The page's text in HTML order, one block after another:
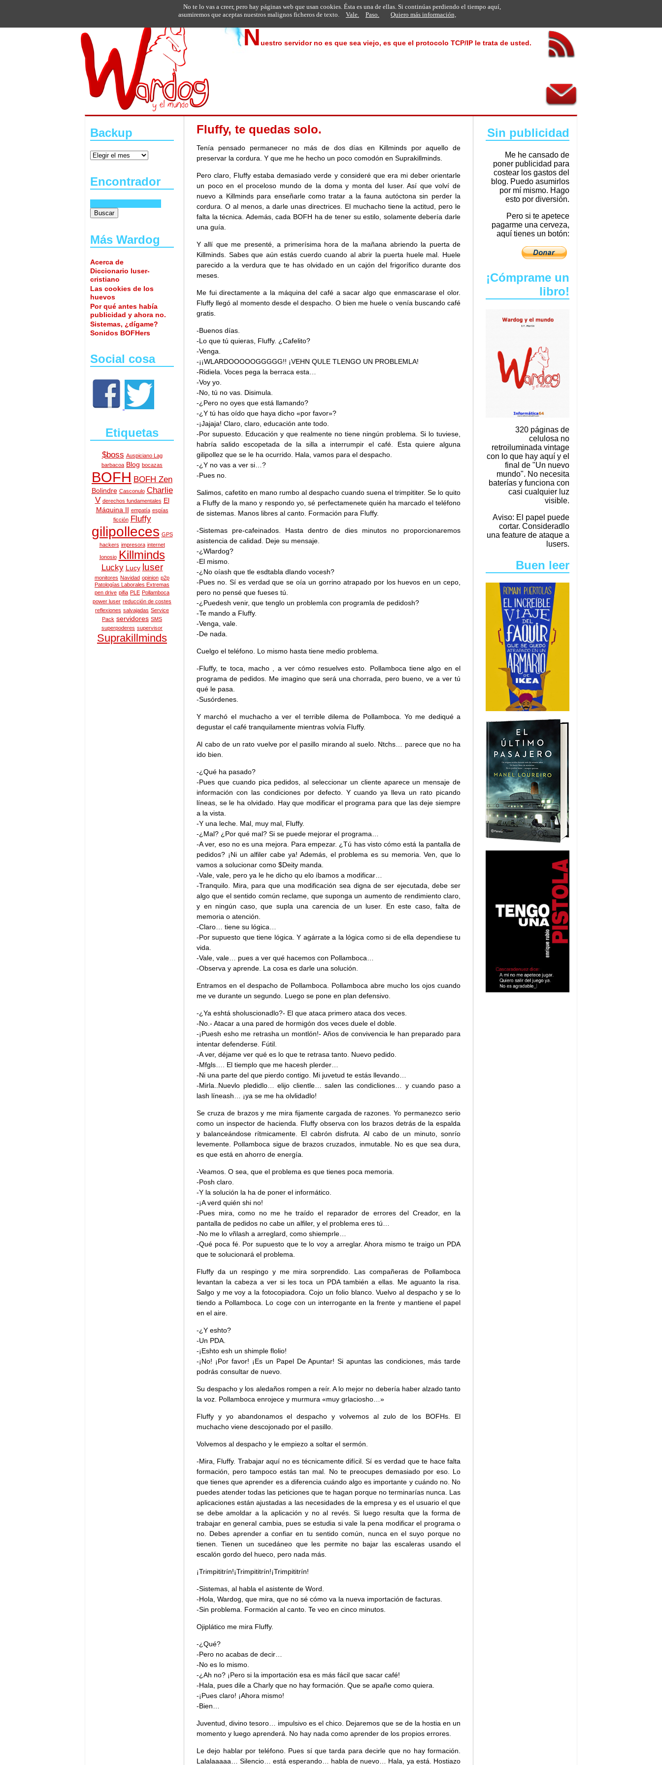
Nuestro servidor no es que sea viejo, es que el protocolo TCP/IP le trata de usted.
Backup
Encontrador
Más Wardog
Acerca de
Diccionario luser-
cristiano
Las cookies de los
huevos
Por qué antes había
publicidad y ahora no.
Sistemas, ¿dígame?
Sonidos BOFHers
Social cosa
Etiquetas
$boss Auspiciano Lag
barbacoa Blog bocazas
BOFH BOFH Zen
Bolindre Casconulo Charlie
V derechos fundamentales El
Máquina II empatía espías
ficción
Fluffy
gilipolleces GPS
hackers impresora internet
Ionosio Killminds
Lucky Lucy luser
monitores Navidad opinion p2p
Patologías Laborales Extremas
pen drive pifia PLE Pollamboca
power luser reducción de costes
reflexiones salvajadas Service
Pack servidores SMS
superpoderes supervisor
Suprakillminds
Sin publicidad
Me he cansado de
poner publicidad para
costear los gastos del
blog. Puedo asumirlos
por mí mismo. Hago
esto por diversión.
Pero si te apetece
pagarme una cerveza,
aquí tienes un botón:
¡Cómprame un
libro!
320 páginas de
celulosa no
retroiluminada vintage
con lo que hay aquí y el
final de "Un nuevo
mundo". No necesita
baterías y funciona con
casi cualquier luz
visible.
Aviso: El papel puede
cortar. Consideradlo
una feature de ataque a
lusers.
Buen leer
Fluffy, te quedas solo.
Tenía pensado permanecer no más de dos días en Killminds por aquello de
preservar la cordura. Y que me he hecho un poco comodón en Suprakillminds.
Pero claro, Fluffy estaba demasiado verde y consideré que era mi deber orientarle
un poco en el proceloso mundo de la doma y monta del luser. Así que volví de
nuevo a Killminds para enseñarle como tratar a la fauna autóctona sin perder la
cordura. O al menos, a darle unas directrices. El muchacho tiene la actitud, pero le
falta la técnica. Además, cada BOFH ha de tener su estilo, solamente debería darle
una guía.
Y allí que me presenté, a primerísima hora de la mañana abriendo la puerta de
Killminds. Sabes que aún estás cuerdo cuando al abrir la puerta huele mal. Huele
parecido a la verdura que te has olvidado en un cajón del frigorífico durante dos
meses.
Me fui directamente a la máquina del café a sacar algo que enmascarase el olor.
Fluffy llegó al momento desde el despacho. O bien me huele o venía buscando café
gratis.
-Buenos días.
-Lo que tú quieras, Fluffy. ¿Cafelito?
-Venga.
-¡¡WLARDOOOOOGGGGG!! ¡VEHN QULE TLENGO UN PROBLEMLA!
-Ridiela. Voces pega la berraca esta…
-Voy yo.
-No, tú no vas. Disimula.
-¿Pero no oyes que está llamando?
-¿Y tú has oído que haya dicho «por favor»?
-¡Jajaja! Claro, claro, educación ante todo.
-Por supuesto. Educación y que realmente no tiene ningún problema. Si lo tuviese,
habría salido escopetada de la silla a interrumpir el café. Esta quiere alguna
gilipollez que se le ha ocurrido. Hala, vamos para el despacho.
-¿Y no vas a ver si…?
-Pues no.
Salimos, cafetito en mano rumbo al despacho cuando suena el trimpititer. Se lo quito
a Fluffy de la mano y respondo yo, sé perfectamenete quién ha marcado el teléfono
de sistemas. Manos libres al canto. Formación para Fluffy.
-Sistemas pre-cafeinados. Hasta dentro de dies minutos no proporcionaremos
asistencia de calidad. Deje su mensaje.
-¿Wlardog?
-El mismo.
-¿No oíash que tle esdtabla dlando vocesh?
-Pues no. Sí es verdad que se oía un gorrino atrapado por los huevos en un cepo,
pero no pensé que fueses tú.
-¿Puedesh venir, que tenglo un problemla con programla de pedidosh?
-Te mando a Fluffy.
-Venga, vale.
-De nada.
Cuelgo el teléfono. Lo mismo hasta tiene medio problema.
-Fluffy, te toca, macho , a ver cómo resuelves esto. Pollamboca tiene algo en el
programa de pedidos. Me imagino que será una chorrada, pero bueno, ve a ver tú
qué le pasa.
-Susórdenes.
Y marchó el muchacho a ver el terrible dilema de Pollamboca. Yo me dediqué a
degustar el café tranquilamente mientras volvía Fluffy.
Al cabo de un rato vuelve por el pasillo mirando al suelo. Ntchs… parece que no ha
ido bien.
-¿Qué ha pasado?
-Pues que cuando pica pedidos, al seleccionar un cliente aparece un mensaje de
información con las condiciones por defecto. Y cuando ya lleva un rato picando
líneas, se le ha olvidado. Hay que modificar el programa para que las deje siempre
a la vista.
-Y una leche. Mal, muy mal, Fluffy.
-¿Mal? ¿Por qué mal? Si se puede mejorar el programa…
-A ver, eso no es una mejora. Para empezar. ¿Tú has visto cómo está la pantalla de
pedidos? ¡Ni un alfiler cabe ya! Además, el problema es su memoria. Ven, que lo
vamos a solucionar como $Deity manda.
-Vale, vale, pero ya le he dicho qu elo íbamos a modificar…
-Tranquilo. Mira, para que una modificación sea digna de ser ejecutada, debe ser
algo que el sentido común reclame, que suponga un aumento de rendimiento claro,
y en ningún caso, que supla una carencia de un luser. En este caso, falta de
memoria o atención.
-Claro… tiene su lógica…
-Por supuesto que tiene lógica. Y agárrate a la lógica como si de ella dependiese tu
vida.
-Vale, vale… pues a ver qué hacemos con Pollamboca…
-Observa y aprende. La cosa es darle una solución.
Entramos en el despacho de Pollamboca. Pollamboca abre mucho los ojos cuando
me ve durante un segundo. Luego se pone en plan defensivo.
-¿Ya eshtá sholuscionadlo?- El que ataca primero ataca dos veces.
-No.- Atacar a una pared de hormigón dos veces duele el doble.
-¡Puesh esho me retrasha un montlón!- Años de convivencia le han preparado para
intentar defenderse. Fútil.
-A ver, déjame ver qué es lo que te retrasa tanto. Nuevo pedido.
-Mfgls…. El tiemplo que me hacesh plerder…
-Ni una parte del que pierdo contigo. Mi juvetud te estás llevando…
-Mirla..Nuevlo pledidlo… elijo clientle… salen las condicliones… y cuando paso a
lash líneash… ¡ya se me ha olvlidadlo!
Se cruza de brazos y me mira fijamente cargada de razones. Yo permanezco serio
como un inspector de hacienda. Fluffy observa con los brazos detrás de la espalda
y balanceándose rítmicamente. El cabrón disfruta. Al cabo de un minuto, sonrío
levemente. Pollamboca sigue de brazos cruzados, inmutable. No es que sea dura,
es que está en ahorro de energía.
-Veamos. O sea, que el problema es que tienes poca memoria.
-Posh claro.
-Y la solución la ha de poner el informático.
-¡A verd quién shi no!
-Pues mira, como no me he traído el reparador de errores del Creador, en la
pantalla de pedidos no cabe un alfiler, y el problema eres tú…
-No me lo vñlash a arreglard, como shiemprle…
-Qué poca fé. Por supuesto que te lo voy a arreglar. Ahora mismo te traigo un PDA
que te solucionará el problema.
Fluffy da un respingo y me mira sorprendido. Las compañeras de Pollamboca
levantan la cabeza a ver si les toca un PDA también a ellas. Me aguanto la risa.
Salgo y me voy a la fotocopiadora. Cojo un folio blanco. Vuelvo al despacho y se lo
tiendo a Pollamboca. Lo coge con un interrogante en la frente y mantiene el papel
en el aire.
-¿Y eshto?
-Un PDA.
-¡Eshto esh un shimple flolio!
-¡No! ¡Por favor! ¡Es un Papel De Apuntar! Si apuntas las condiciones, más tarde
podrás consultar de nuevo.
Su despacho y los aledaños rompen a reír. A lo mejor no debería haber alzado tanto
la voz. Pollamboca enrojece y murmura «muy grlaciosho…»
Fluffy y yo abandonamos el despacho y volvemos al zulo de los BOFHs. El
muchacho viene descojonado por el pasillo.
Volvemos al despacho y le empiezo a soltar el sermón.
-Mira, Fluffy. Trabajar aquí no es técnicamente difícil. Sí es verdad que te hace falta
formación, pero tampoco estás tan mal. No te preocupes demasiado por eso. Lo
que tienes que aprender es a diferencia cuándo algo es importante y cuándo no. No
puedes atender todas las peticiones que te hagan porque no terminarías nunca. Las
aplicaciones están ajustadas a las necesidades de la empresa y es el usuario el que
se debe amoldar a la aplicación y no al revés. Si luego resulta que la forma de
trabajar en general cambia, pues se estudia si vale la pena modificar el programa o
no. Debes aprender a confiar en tu sentido común, nunca en el suyo porque no
tienen. Tienen un sucedáneo que les permite no bajar las escaleras usando el
escalón gordo del hueco, pero nada más.
¡Trimpititrín!¡Trimpititrín!¡Trimpititrín!
-Sistemas, al habla el asistente de Word.
-Hola, Wardog, que mira, que no sé cómo va la nueva importación de facturas.
-Sin problema. Formación al canto. Te veo en cinco minutos.
Ojiplático me mira Fluffy.
-¿Qué?
-Pero no acabas de decir…
-No es lo mismo.
-¿Ah no? ¡Pero si la importación esa es más fácil que sacar café!
-Hala, pues dile a Charly que no hay formación. Que se apañe como quiera.
-¡Pues claro! ¡Ahora mismo!
-Bien…
Juventud, divino tesoro… impulsivo es el chico. Dejaremos que se de la hostia en un
momento y luego aprenderá. No hay nada como aprender de los propios errores.
Le dejo hablar por teléfono. Pues sí que tarda para decirle que no hay formación.
Lalalaaaaa… Silencio… está esperando… habla de nuevo… Hala, ya está. Hostiazo
No te lo vas a creer, pero hay páginas web que usan cookies. Ésta es una de ellas. Si continúas perdiendo el tiempo aquí,
asumiremos que aceptas nuestros malignos ficheros de texto.
Vale. Paso. Quiero más información,